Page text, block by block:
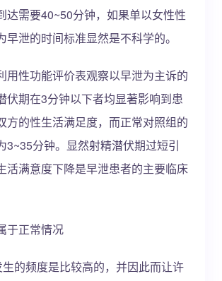
达需要40~50分钟，如果单以女性性
早泄的时间标准显然是不科学的。
用性功能评价表观察以早泄为主诉的
伏期在3分钟以下者均显著影响到患
方的性生活满足度，而正常对照组的
3~35分钟。显然射精潜伏期过短引
活满意度下降是早泄患者的主要临床
于正常情况
生的频度是比较高的，并因此而让许